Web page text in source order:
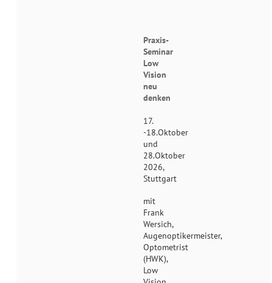
Praxis-
Seminar
Low
Vision
neu
denken
17.
-18.Oktober
und
28.Oktober
2026,
Stuttgart
mit
Frank
Wersich,
Augenoptikermeister,
Optometrist
(HWK),
Low